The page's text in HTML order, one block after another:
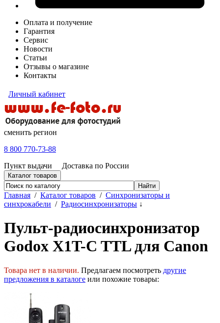
Оплата и получение
Гарантия
Сервис
Новости
Статьи
Отзывы о магазине
Контакты
Личный кабинет
сменить регион
8 800 770-73-88
Пункт выдачи
Доставка по России
Каталог товаров
Главная / Каталог товаров / Синхронизаторы и
синхрокабели / Радиосинхронизаторы ↓
Пульт-радиосинхронизатор
Godox X1T-C TTL для Canon
Товара нет в наличии. Предлагаем посмотреть другие
предложения в каталоге или похожие товары: